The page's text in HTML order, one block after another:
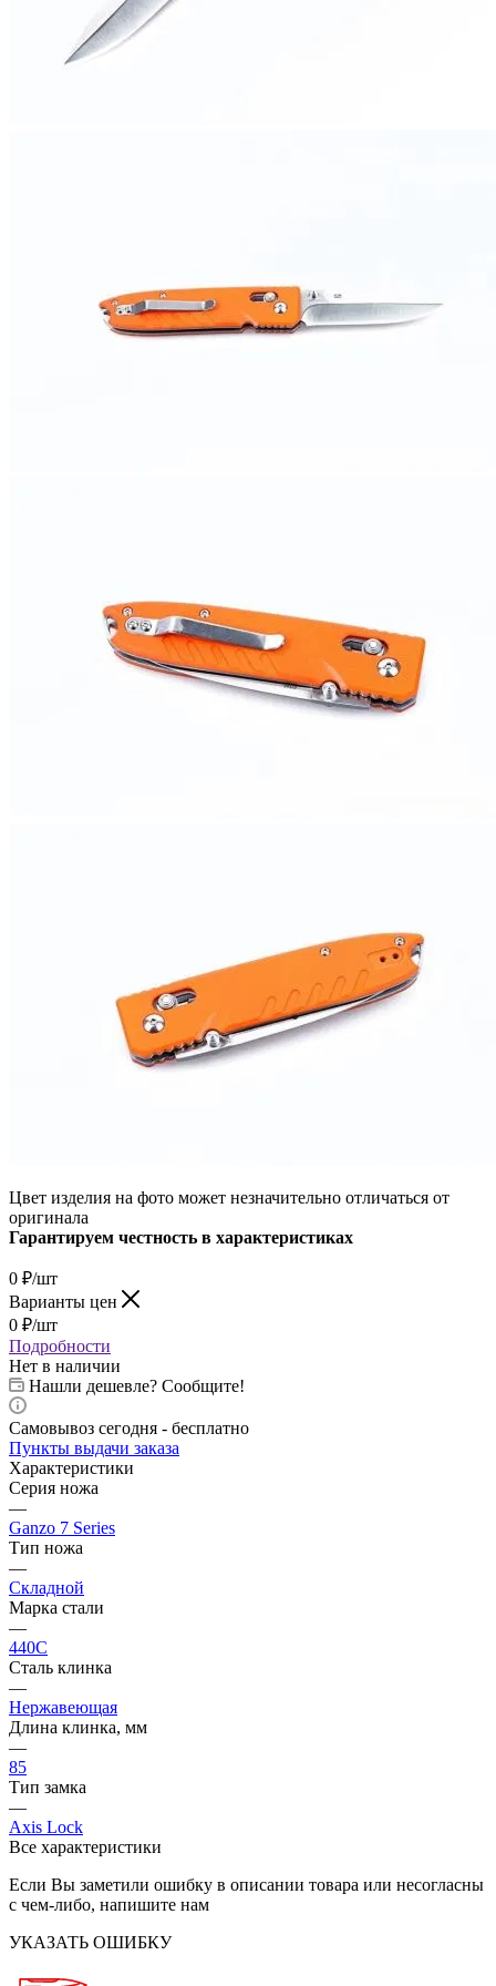
Цвет изделия на фото может незначительно отличаться от
оригинала
Гарантируем честность в характеристиках
0 ₽/шт
Варианты цен
0 ₽/шт
Подробности
Нет в наличии
Нашли дешевле? Сообщите!
Самовывоз сегодня - бесплатно
Пункты выдачи заказа
Характеристики
Серия ножа
—
Ganzo 7 Series
Тип ножа
—
Складной
Марка стали
—
440C
Сталь клинка
—
Нержавеющая
Длина клинка, мм
—
85
Тип замка
—
Axis Lock
Все характеристики
Если Вы заметили ошибку в описании товара или несогласны
с чем-либо, напишите нам
УКАЗАТЬ ОШИБКУ